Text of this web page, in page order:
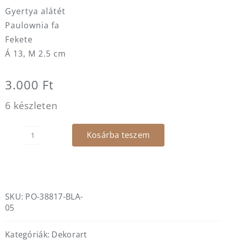
Gyertya alátét
Paulownia fa
Fekete
Á 13, M 2.5 cm
3.000 Ft
6 készleten
Jazz
mennyiség
Kosárba teszem
SKU: PO-38817-BLA-
05
Kategóriák: Dekorart